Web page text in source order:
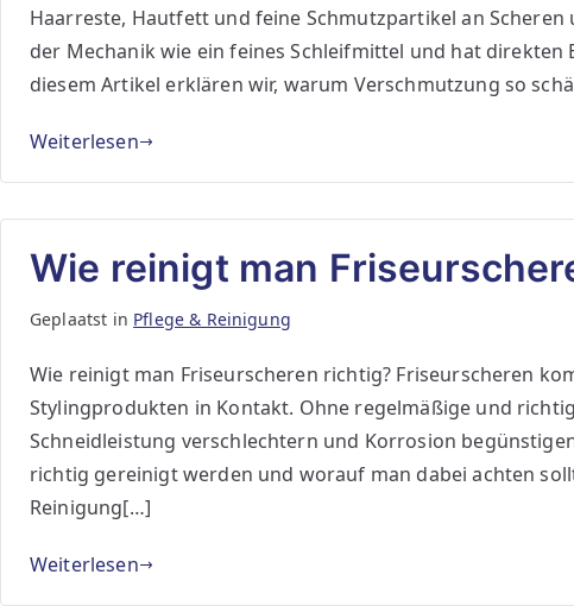
Haarreste, Hautfett und feine Schmutzpartikel an
der Mechanik wie ein feines Schleifmittel und hat direkten
diesem Artikel erklären wir, warum Verschmutzung so
Weiterlesen
Wie reinigt man
Geplaatst in Pflege & Reinigung
Wie reinigt man Friseurscheren richtig? Friseurscheren
Stylingprodukten in Kontakt. Ohne regelmäßige und
Schneidleistung verschlechtern und Korrosion
richtig gereinigt werden und worauf man dabei achten
Reinigung[…]
Weiterlesen